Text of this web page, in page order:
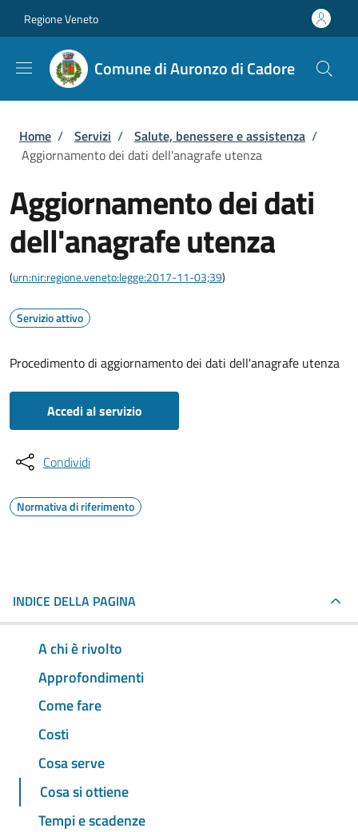
Regione Veneto
Comune di Auronzo di Cadore
Briciole di pane
Home / Servizi / Salute, benessere e assistenza /
Aggiornamento dei dati dell'anagrafe utenza
Aggiornamento dei dati
dell'anagrafe utenza
(urn:nir:regione.veneto:legge:2017-11-03;39)
Servizio attivo
Procedimento di aggiornamento dei dati dell'anagrafe utenza
Accedi al servizio
Condividi
Normativa di riferimento
INDICE DELLA PAGINA
A chi è rivolto
Approfondimenti
Come fare
Costi
Cosa serve
Cosa si ottiene
Tempi e scadenze